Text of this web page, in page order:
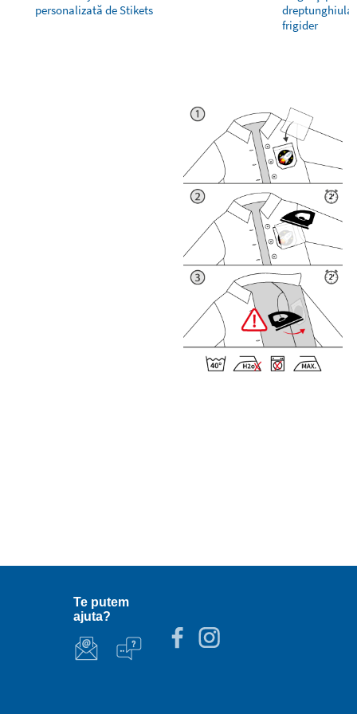
personalizată de Stikets
frigider
Te putem
ajuta?